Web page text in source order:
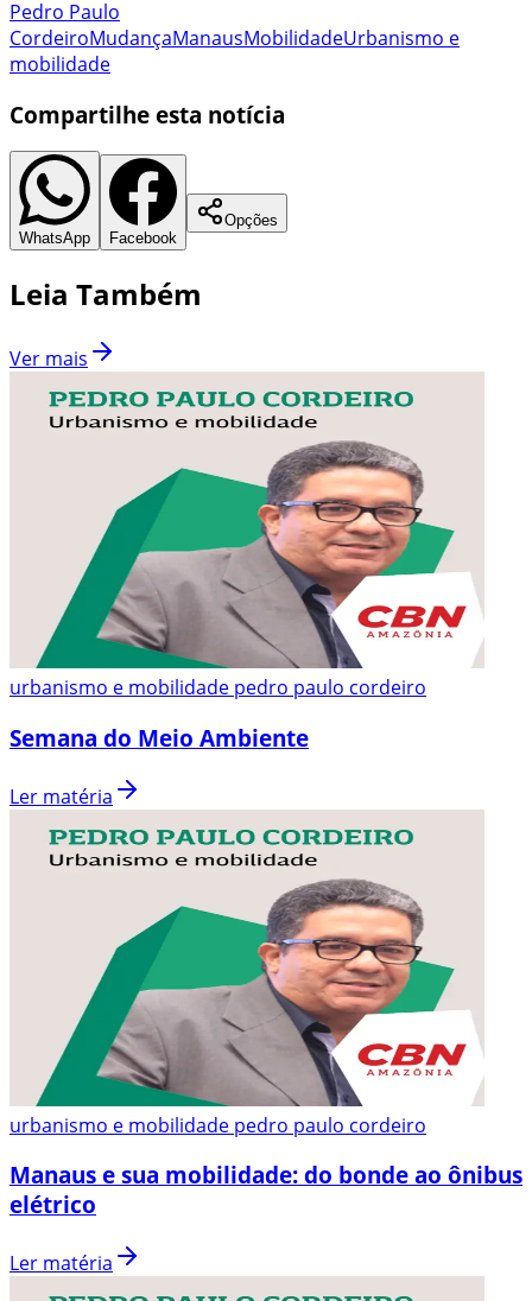
Pedro Paulo
CordeiroMudançaManausMobilidadeUrbanismo e
mobilidade
Compartilhe esta notícia
WhatsApp Facebook
Opções
Leia Também
Ver mais
urbanismo e mobilidade pedro paulo cordeiro
Semana do Meio Ambiente
Ler matéria
urbanismo e mobilidade pedro paulo cordeiro
Manaus e sua mobilidade: do bonde ao ônibus
elétrico
Ler matéria